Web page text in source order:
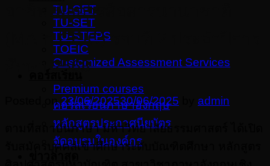
TU-GET
TU-SET
TU-STEPS
TOEIC
Customized Assessment Services
Premium courses
คอร์สเรียนภาษาอังกฤษ
หลักสูตรประกาศนียบัตร
จัดอบรมในองค์กร
อาชีพเพื่อการสื่อสารนานาชาติ
(MA in CEIC) รอบที่ 2 ประจำปีการ
ศึกษา 2568
Posted on23/06/202530/06/2025 admin
ตามที่สถาบันภาษา มหาวิทยาลัยธรรมศาสตร์ ได้เปิด
รับสมัครบุคคลเข้าศึกษาระดับบัณฑิตศึกษา หลักสูตร